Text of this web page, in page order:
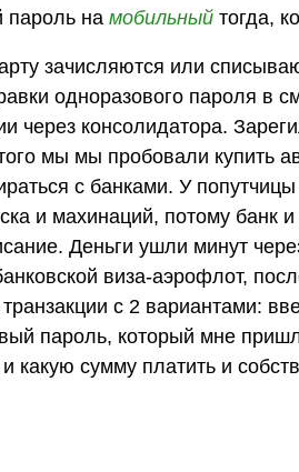
пароль намобильный тогда,
зачисляются или
одноразового пароля в
через консолидатора.
мы мы пробовали купить
с банками. У
и махинаций, потому банк и
Деньги ушли минут
виза-аэрофлот,
с 2 вариантами:
пароль, который мне
какую сумму платить и